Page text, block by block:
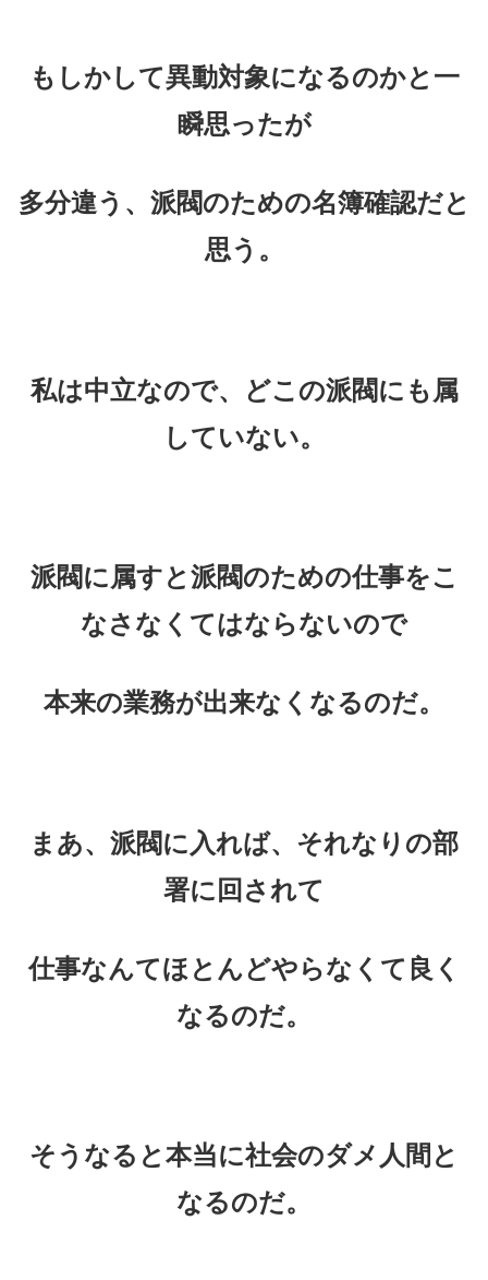
もしかして異動対象になるのかと一
瞬思ったが
多分違う、派閥のための名簿確認だと
思う。
私は中立なので、どこの派閥にも属
していない。
派閥に属すと派閥のための仕事をこ
なさなくてはならないので
本来の業務が出来なくなるのだ。
まあ、派閥に入れば、それなりの部
署に回されて
仕事なんてほとんどやらなくて良く
なるのだ。
そうなると本当に社会のダメ人間と
なるのだ。